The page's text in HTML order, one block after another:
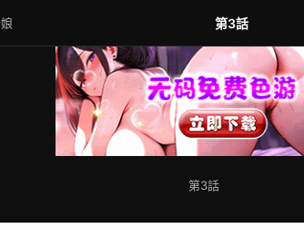
第3話
第3話